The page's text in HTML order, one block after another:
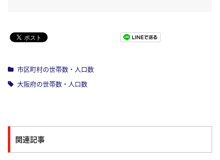
市区町村の世帯数・人口数
大阪府の世帯数・人口数
関連記事